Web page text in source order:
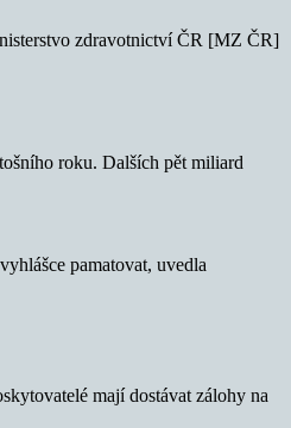
zdravotnictví ČR [MZ ČR]
roku. Dalších pět miliard
pamatovat, uvedla
mají dostávat zálohy na